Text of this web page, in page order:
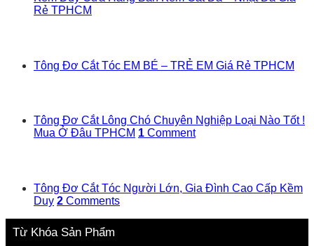
Rẻ TPHCM
Tông Đơ Cắt Tóc EM BÉ – TRẺ EM Giá Rẻ TPHCM
Tông Đơ Cắt Lông Chó Chuyên Nghiệp Loại Nào Tốt !
Mua Ở Đâu TPHCM 1 Comment
Tông Đơ Cắt Tóc Người Lớn, Gia Đình Cao Cấp Kềm
Duy 2 Comments
Từ Khóa Sản Phẩm